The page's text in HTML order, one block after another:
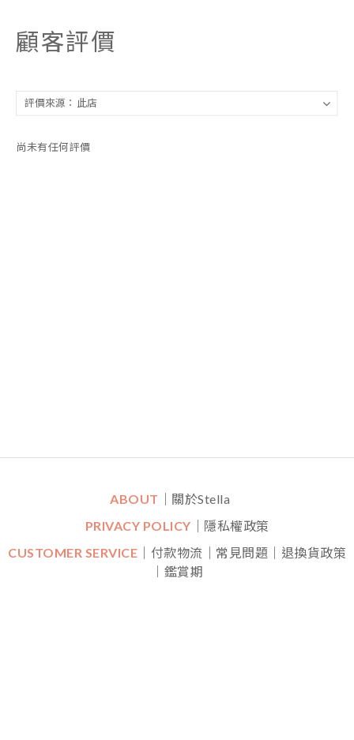
顧客評價
尚未有任何評價
ABOUT ｜關於Stella
PRIVACY POLICY ｜隱私權政策
CUSTOMER SERVICE ｜付款物流｜常見問題｜退換貨政策
｜鑑賞期